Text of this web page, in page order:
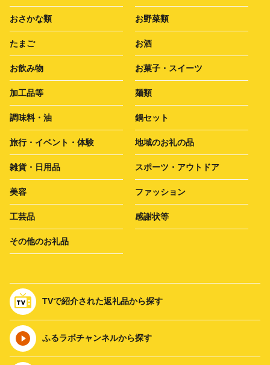
おさかな類 お野菜類
たまご お酒
お飲み物 お菓子・スイーツ
加工品等 麺類
調味料・油 鍋セット
旅行・イベント・体験 地域のお礼の品
雑貨・日用品 スポーツ・アウトドア
美容 ファッション
工芸品 感謝状等
その他のお礼品
TVで紹介された返礼品から探す
ふるラボチャンネルから探す